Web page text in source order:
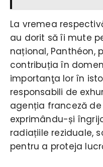
La vremea
au dorit să îi mute
național, Panthéon,
contribuția în
importanţa lor în
responsabili de
agenția franceză
exprimându-și
radiațiile reziduale,
pentru a proteja